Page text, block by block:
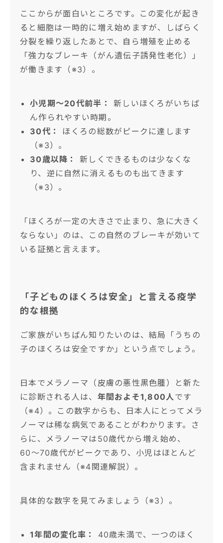
ここからが面白いところです。この変化が起き
ると細胞は一時的に増え始めますが、しばらく
分裂を繰り返したあとで、自ら増殖を止める
「強力なブレーキ（がん遺伝子誘発性老化）」
が働きます（※3）。
小児期〜20代前半：
新しいほくろがいちば
ん作られやすい時期。
30代：
ほくろの総数がピークに達します
（※3）。
30歳以降：
新しくできるものは少なくな
り、逆に自然に消えるものも出てきます
（※3）。
「ほくろが一定の大きさで止まり、急に大きく
ならない」のは、この自然のブレーキが効いて
いる証拠と言えます。
「子どものほくろは安全」と言える疫学
的な根拠
ご家族がいちばん知りたいのは、結局「うちの
子のほくろは安全ですか」という点でしょう。
日本でメラノーマ（皮膚の悪性黒色腫）と新た
に診断される人は、 年間およそ1,800人です
（※4）。この数字からも、日本人にとってメラ
ノーマは稀な病気であることがわかります。さ
らに、メラノーマは50歳代から増え始め、
60〜70歳代がピークであり、小児はほとんど
含まれません（※4関連解説）。
具体的な数字を見てみましょう（※3）。
1年間の変化率： 40歳未満で、一つのほく